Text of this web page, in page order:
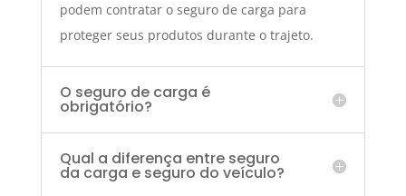
podem contratar o seguro de carga para
proteger seus produtos durante o trajeto.
O seguro de carga é
obrigatório?
Qual a diferença entre seguro
da carga e seguro do veículo?